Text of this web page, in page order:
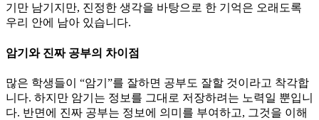
기만 남기지만, 진정한 생각을 바탕으로 한 기억은 오래도록
우리 안에 남아 있습니다.
암기와 진짜 공부의 차이점
많은 학생들이 “암기”를 잘하면 공부도 잘할 것이라고 착각합
니다. 하지만 암기는 정보를 그대로 저장하려는 노력일 뿐입니
다. 반면에 진짜 공부는 정보에 의미를 부여하고, 그것을 이해